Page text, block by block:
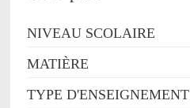
NIVEAU SCOLAIRE
MATIÈRE
TYPE D'ENSEIGNEMENT